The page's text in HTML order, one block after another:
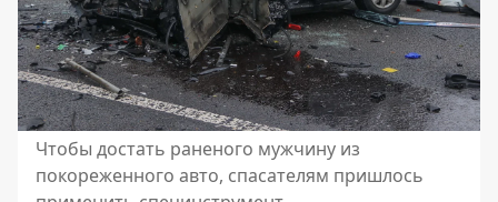
Чтобы достать раненого мужчину из
покореженного авто, спасателям пришлось